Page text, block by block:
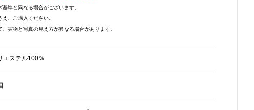
準と異なる場合がございます。
、ご購入ください。
実物と写真の見え方が異なる場合があります。
エステル100％